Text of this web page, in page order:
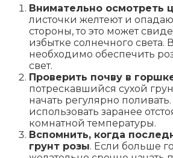
Внимательно осмотреть
листочки желтеют и
стороны, то это может
избытке солнечного света.
необходимо обеспечить
свет.
Проверить почву в
потрескавшийся сухой
начать регулярно
использовать заранее
комнатной температуры.
Вспомнить, когда
грунт розы. Если больше